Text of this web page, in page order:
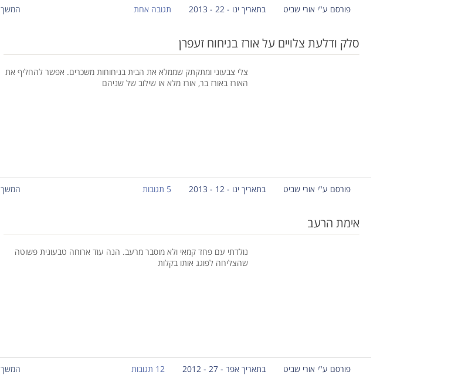
פורסם ע"י אורי שביט בתאריך ינו - 22 - 2013 תגובה אחת המשך
סלק ודלעת צלויים על אורז בניחוח זעפרן
צלי צבעוני ומתקתק שממלא את הבית בניחוחות משכרים. אפשר להחליף את
האורז באורז בר, אורז מלא או שילוב של שניהם
פורסם ע"י אורי שביט בתאריך ינו - 12 - 2013 5 תגובות המשך
אימת הרעב
נולדתי עם פחד קמאי ולא מוסבר מרעב. הנה עוד ארוחה טבעונית פשוטה
שהצליחה לפוגג אותו בקלות
פורסם ע"י אורי שביט בתאריך אפר - 27 - 2012 12 תגובות המשך